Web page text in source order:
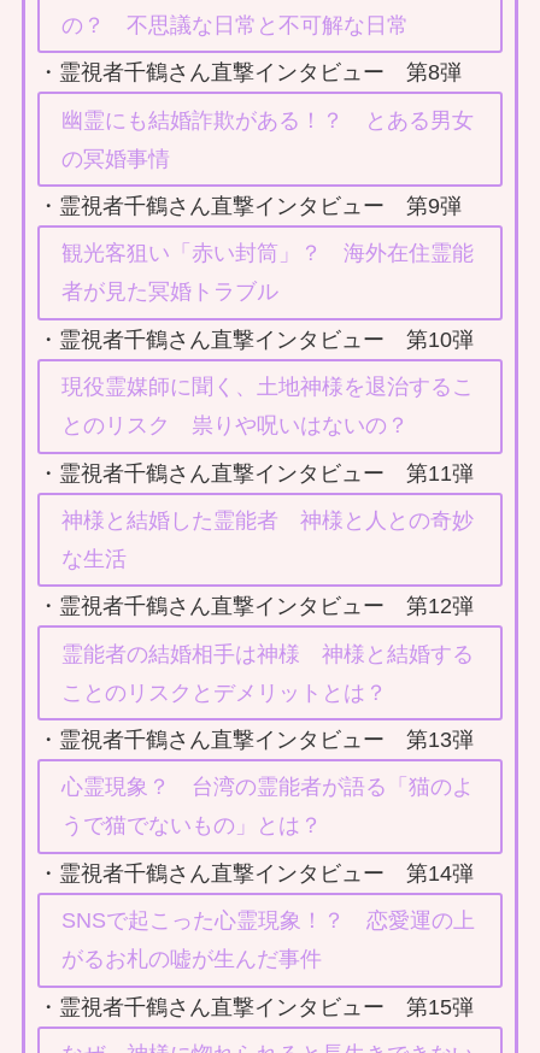
の？ 不思議な日常と不可解な日常
・霊視者千鶴さん直撃インタビュー 第8弾
幽霊にも結婚詐欺がある！？ とある男女
の冥婚事情
・霊視者千鶴さん直撃インタビュー 第9弾
観光客狙い「赤い封筒」？ 海外在住霊能
者が見た冥婚トラブル
・霊視者千鶴さん直撃インタビュー 第10弾
現役霊媒師に聞く、土地神様を退治するこ
とのリスク 祟りや呪いはないの？
・霊視者千鶴さん直撃インタビュー 第11弾
神様と結婚した霊能者 神様と人との奇妙
な生活
・霊視者千鶴さん直撃インタビュー 第12弾
霊能者の結婚相手は神様 神様と結婚する
ことのリスクとデメリットとは？
・霊視者千鶴さん直撃インタビュー 第13弾
心霊現象？ 台湾の霊能者が語る「猫のよ
うで猫でないもの」とは？
・霊視者千鶴さん直撃インタビュー 第14弾
SNSで起こった心霊現象！？ 恋愛運の上
がるお札の嘘が生んだ事件
・霊視者千鶴さん直撃インタビュー 第15弾